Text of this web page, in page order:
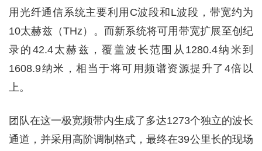
用光纤通信系统主要利用C波段和L波段，带宽约为
10太赫兹（THz）。而新系统将可用带宽扩展至创纪
录的42.4太赫兹，覆盖波长范围从1280.4纳米到
1608.9纳米，相当于将可用频谱资源提升了4倍以
上。
团队在这一极宽频带内生成了多达1273个独立的波长
通道，并采用高阶调制格式，最终在39公里长的现场